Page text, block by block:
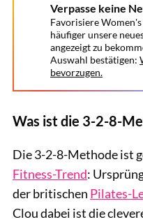
Verpasse keine
Favorisiere
häufiger unsere
angezeigt zu
Auswahl bestätigen:
bevorzugen.
Was ist die 3-2-8-
Die 3-2-8-Methode ist
Fitness-Trend:
der britischen Pilates-
Clou dabei ist die